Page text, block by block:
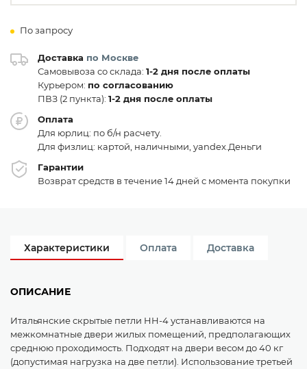
По запросу
Доставка по Москве
Самовывоза со склада: 1-2 дня после оплаты
Курьером: по согласованию
ПВЗ (2 пункта): 1-2 дня после оплаты
Оплата
Для юрлиц: по б/н расчету.
Для физлиц: картой, наличными, yandex.Деньги
Гарантии
Возврат средств в течение 14 дней с момента покупки
Характеристики Оплата Доставка
ОПИСАНИЕ
Итальянские скрытые петли HH-4 устанавливаются на
межкомнатные двери жилых помещений, предполагающих
среднюю проходимость. Подходят на двери весом до 40 кг
(допустимая нагрузка на две петли). Использование третьей